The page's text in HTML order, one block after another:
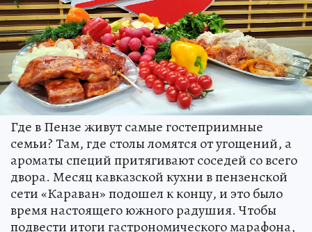
Где в Пензе живут самые гостеприимные
семьи? Там, где столы ломятся от угощений, а
ароматы специй притягивают соседей со всего
двора. Месяц кавказской кухни в пензенской
сети «Караван» подошел к концу, и это было
время настоящего южного радушия. Чтобы
подвести итоги гастрономического марафона,